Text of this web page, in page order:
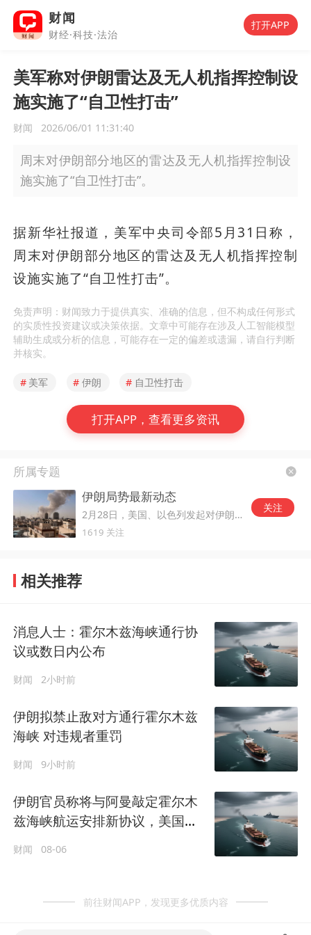
财闻
财经·科技·法治
打开APP
美军称对伊朗雷达及无人机指挥控制设
施实施了“自卫性打击”
财闻 2026/06/01 11:31:40
周末对伊朗部分地区的雷达及无人机指挥控制设
施实施了“自卫性打击”。
据新华社报道，美军中央司令部5月31日称，
周末对伊朗部分地区的雷达及无人机指挥控制
设施实施了“自卫性打击”。
免责声明：财闻致力于提供真实、准确的信息，但不构成任何形式
的实质性投资建议或决策依据。文章中可能存在涉及人工智能模型
辅助生成或分析的信息，可能存在一定的偏差或遗漏，请自行判断
并核实。
# 美军 # 伊朗 # 自卫性打击
打开APP，查看更多资讯
所属专题
伊朗局势最新动态
2月28日，美国、以色列发起对伊朗的军事打击。
1619 关注
关注
相关推荐
消息人士：霍尔木兹海峡通行协
议或数日内公布
财闻 2小时前
伊朗拟禁止敌对方通行霍尔木兹
海峡 对违规者重罚
财闻 9小时前
伊朗官员称将与阿曼敲定霍尔木
兹海峡航运安排新协议，美国未
财闻 08-06
前往财闻APP，发现更多优质内容